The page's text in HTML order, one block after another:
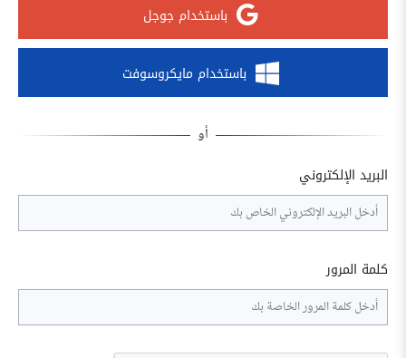
باستخدام جوجل
باستخدام مايكروسوفت
البريد الإلكتروني
كلمة المرور